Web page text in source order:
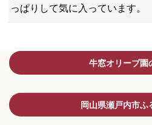
っぱりして気に入っています。
牛窓オリーブ園
岡山県瀬戸内市ふ